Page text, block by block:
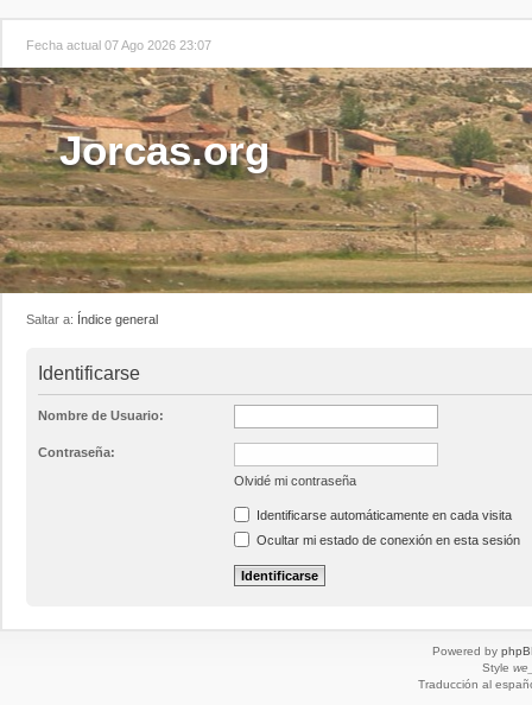
Fecha actual 07 Ago 2026 23:07
Jorcas.org
Saltar a: Índice general
Identificarse
Nombre de Usuario:
Contraseña:
Olvidé mi contraseña
Identificarse automáticamente en cada visita
Ocultar mi estado de conexión en esta sesión
Powered by
Style
Traducción al